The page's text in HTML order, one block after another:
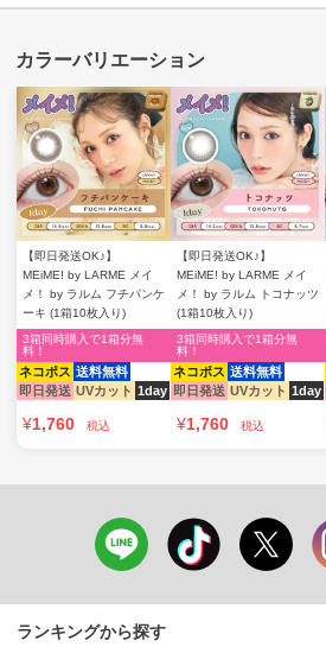
【即日発送OK♪】
MEiME! by LARME メイ
メ！ by ラルム フチパンケ
ーキ (1箱10枚入り)
ネコポス 送料無料
即日発送 UVカット 1day
3箱同時購入で1箱分無
料！
¥1,760 税込
【即日発送OK♪】
MEiME! by LARME メイ
メ！ by ラルム トコナッツ
(1箱10枚入り)
ネコポス 送料無料
即日発送 UVカット 1day
3箱同時購入で1箱分無
料！
¥1,760 税込
ランキングから探す